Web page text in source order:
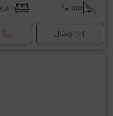
100 م² 1 غرف
لإتصال